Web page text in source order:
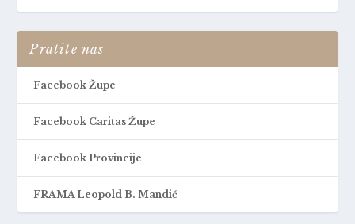
Pratite nas
Facebook Župe
Facebook Caritas Župe
Facebook Provincije
FRAMA Leopold B. Mandić